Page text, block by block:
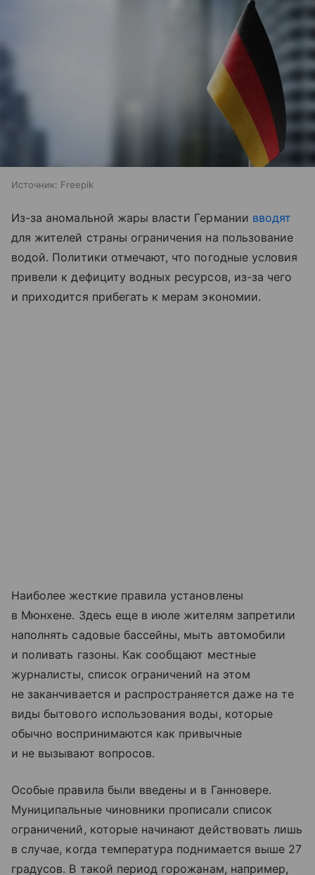
Источник: Freepik
Из-за аномальной жары власти Германии вводят
для жителей страны ограничения на пользование
водой. Политики отмечают, что погодные условия
привели к дефициту водных ресурсов, из-за чего
и приходится прибегать к мерам экономии.
Наиболее жесткие правила установлены
в Мюнхене. Здесь еще в июле жителям запретили
наполнять садовые бассейны, мыть автомобили
и поливать газоны. Как сообщают местные
журналисты, список ограничений на этом
не заканчивается и распространяется даже на те
виды бытового использования воды, которые
обычно воспринимаются как привычные
и не вызывают вопросов.
Особые правила были введены и в Ганновере.
Муниципальные чиновники прописали список
ограничений, которые начинают действовать лишь
в случае, когда температура поднимается выше 27
градусов. В такой период горожанам, например,